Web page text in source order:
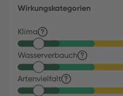
Wirkungskategorien
Klima
Wasserverbauch
Artenvielfalt